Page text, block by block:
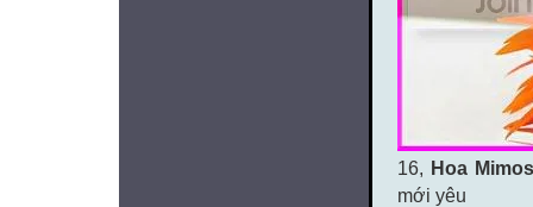
16, Hoa
mới yêu